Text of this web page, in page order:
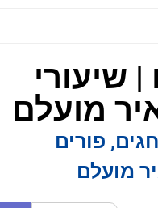
שיעורי
מועלם
,פורים